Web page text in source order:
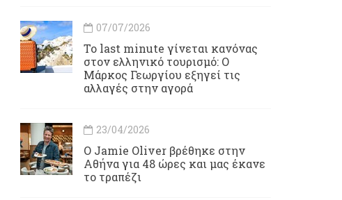
07/07/2026
Το last minute γίνεται κανόνας
στον ελληνικό τουρισμό: Ο
Μάρκος Γεωργίου εξηγεί τις
αλλαγές στην αγορά
23/04/2026
Ο Jamie Oliver βρέθηκε στην
Αθήνα για 48 ώρες και μας έκανε
το τραπέζι